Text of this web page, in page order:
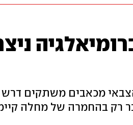
מכאבים משתקים דרש
רק בהחמרה של מחלה